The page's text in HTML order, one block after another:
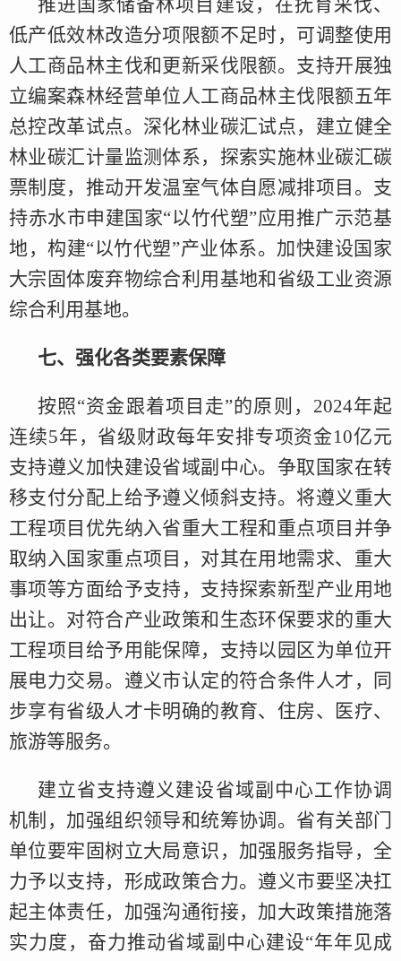
推进国家储备林项目建设，在抚育采伐、
低产低效林改造分项限额不足时，可调整使用
人工商品林主伐和更新采伐限额。支持开展独
立编案森林经营单位人工商品林主伐限额五年
总控改革试点。深化林业碳汇试点，建立健全
林业碳汇计量监测体系，探索实施林业碳汇碳
票制度，推动开发温室气体自愿减排项目。支
持赤水市申建国家“以竹代塑”应用推广示范基
地，构建“以竹代塑”产业体系。加快建设国家
大宗固体废弃物综合利用基地和省级工业资源
综合利用基地。
七、强化各类要素保障
按照“资金跟着项目走”的原则，2024年起
连续5年，省级财政每年安排专项资金10亿元
支持遵义加快建设省域副中心。争取国家在转
移支付分配上给予遵义倾斜支持。将遵义重大
工程项目优先纳入省重大工程和重点项目并争
取纳入国家重点项目，对其在用地需求、重大
事项等方面给予支持，支持探索新型产业用地
出让。对符合产业政策和生态环保要求的重大
工程项目给予用能保障，支持以园区为单位开
展电力交易。遵义市认定的符合条件人才，同
步享有省级人才卡明确的教育、住房、医疗、
旅游等服务。
建立省支持遵义建设省域副中心工作协调
机制，加强组织领导和统筹协调。省有关部门
单位要牢固树立大局意识，加强服务指导，全
力予以支持，形成政策合力。遵义市要坚决扛
起主体责任，加强沟通衔接，加大政策措施落
实力度，奋力推动省域副中心建设“年年见成